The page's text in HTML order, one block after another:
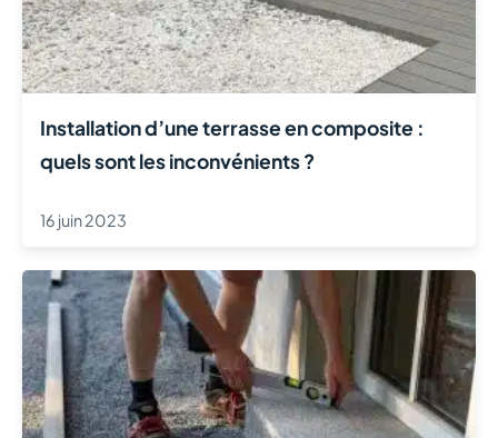
Installation d’une terrasse en composite :
quels sont les inconvénients ?
16 juin 2023